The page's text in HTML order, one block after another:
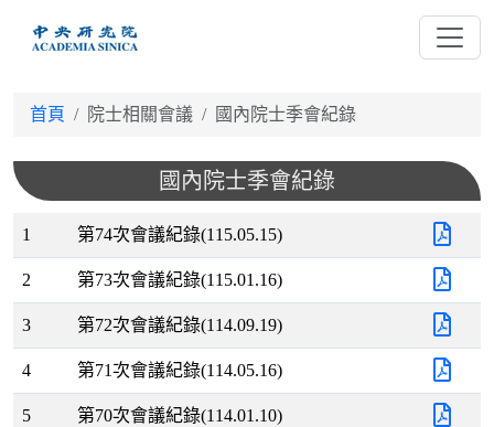
首頁 院士相關會議 國內院士季會紀錄
國內院士季會紀錄
1 第74次會議紀錄(115.05.15)
2 第73次會議紀錄(115.01.16)
3 第72次會議紀錄(114.09.19)
4 第71次會議紀錄(114.05.16)
5 第70次會議紀錄(114.01.10)